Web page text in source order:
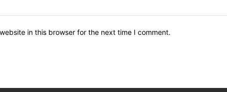
in this browser for the next time I comment.